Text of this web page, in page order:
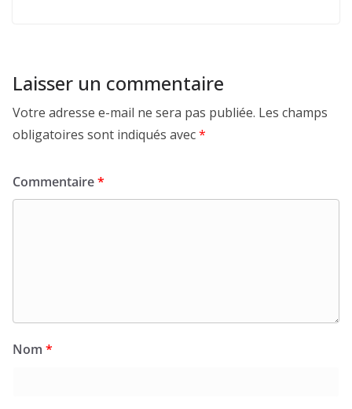
Laisser un commentaire
Votre adresse e-mail ne sera pas publiée. Les champs
obligatoires sont indiqués avec*
Commentaire*
Nom *